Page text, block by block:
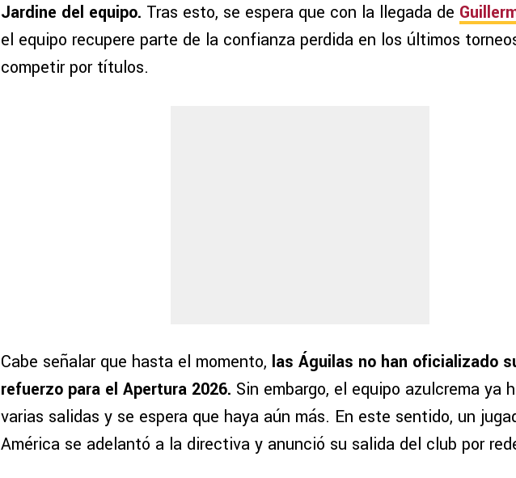
Jardine del equipo. Tras esto, se espera que con la llegada de
el equipo recupere parte de la confianza perdida en los últimos
competir por títulos.
Cabe señalar que hasta el momento, las Águilas no han oficializado
refuerzo para el Apertura 2026. Sin embargo, el equipo azulcrema ya
varias salidas y se espera que haya aún más. En este sentido, un
América se adelantó a la directiva y anunció su salida del club por